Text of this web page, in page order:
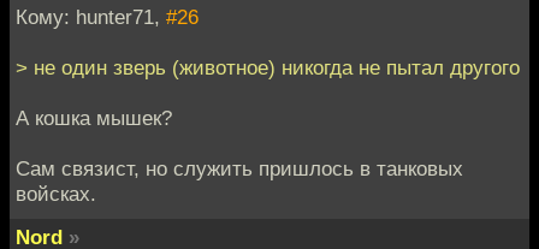
Кому: hunter71, #26
> не один зверь (животное) никогда не пытал другого
А кошка мышек?
Сам связист, но служить пришлось в танковых
войсках.
Nord »